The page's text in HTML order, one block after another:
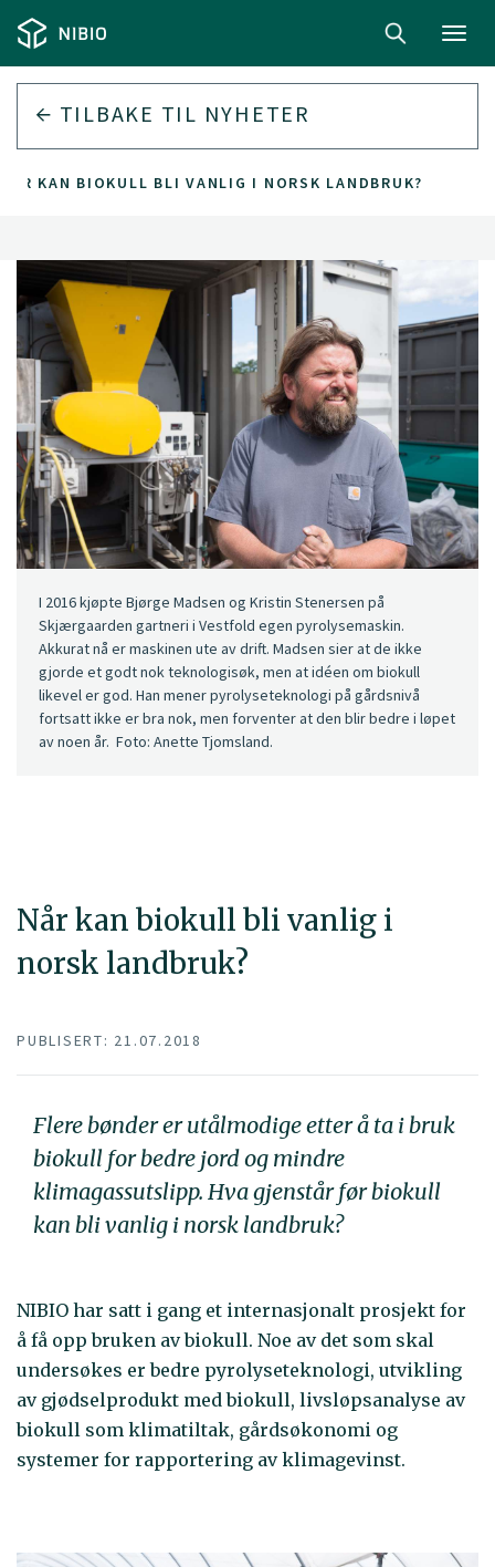
TILBAKE TIL NYHETER
NÅR KAN BIOKULL BLI VANLIG I NORSK LANDBRUK?
Når kan biokull bli vanlig i
norsk landbruk?
I 2016 kjøpte Bjørge Madsen og Kristin Stenersen på
Skjærgaarden gartneri i Vestfold egen pyrolysemaskin.
Akkurat nå er maskinen ute av drift. Madsen sier at de ikke
gjorde et godt nok teknologisøk, men at idéen om biokull
likevel er god. Han mener pyrolyseteknologi på gårdsnivå
fortsatt ikke er bra nok, men forventer at den blir bedre i løpet
av noen år. Foto: Anette Tjomsland.
PUBLISERT: 21.07.2018
Flere bønder er utålmodige etter å ta i bruk
biokull for bedre jord og mindre
klimagassutslipp. Hva gjenstår før biokull
kan bli vanlig i norsk landbruk?
NIBIO har satt i gang et internasjonalt prosjekt for
å få opp bruken av biokull. Noe av det som skal
undersøkes er bedre pyrolyseteknologi, utvikling
av gjødselprodukt med biokull, livsløpsanalyse av
biokull som klimatiltak, gårdsøkonomi og
systemer for rapportering av klimagevinst.